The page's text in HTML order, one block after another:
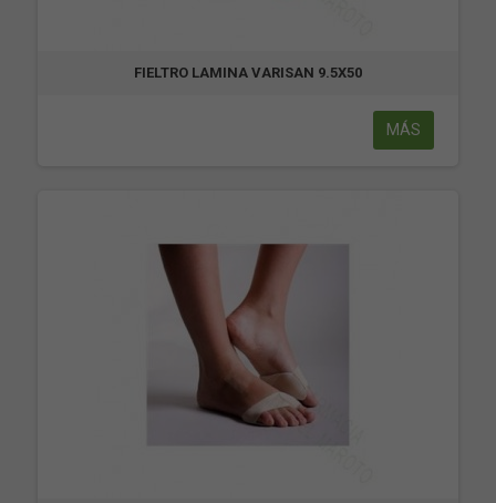
FIELTRO LAMINA VARISAN 9.5X50
MÁS